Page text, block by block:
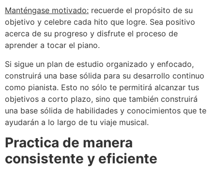
Manténgase motivado: recuerde el propósito de su
objetivo y celebre cada hito que logre. Sea positivo
acerca de su progreso y disfrute el proceso de
aprender a tocar el piano.
Si sigue un plan de estudio organizado y enfocado,
construirá una base sólida para su desarrollo continuo
como pianista. Esto no sólo te permitirá alcanzar tus
objetivos a corto plazo, sino que también construirá
una base sólida de habilidades y conocimientos que te
ayudarán a lo largo de tu viaje musical.
Practica de manera
consistente y eficiente